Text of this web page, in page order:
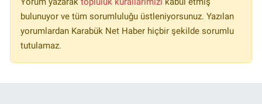
bulunuyor ve tüm sorumluluğu üstleniyorsunuz. Yazılan
yorumlardan Karabük Net Haber hiçbir şekilde sorumlu
tutulamaz.